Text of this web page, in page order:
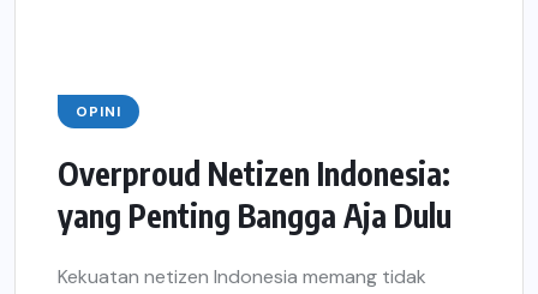
OPINI
Overproud Netizen Indonesia:
yang Penting Bangga Aja Dulu
Kekuatan netizen Indonesia memang tidak